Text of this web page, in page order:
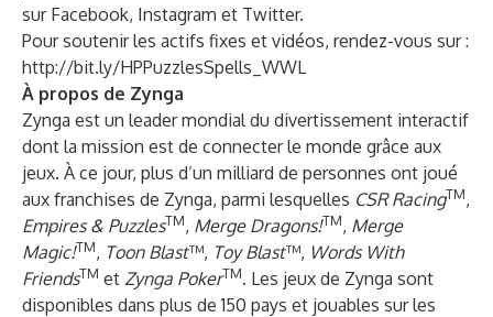
sur Facebook, Instagram et Twitter.
Pour soutenir les actifs fixes et vidéos, rendez-vous sur :
http://bit.ly/HPPuzzlesSpells_WWL
À propos de Zynga
Zynga est un leader mondial du divertissement interactif
dont la mission est de connecter le monde grâce aux
jeux. À ce jour, plus d’un milliard de personnes ont joué
aux franchises de Zynga, parmi lesquelles CSR RacingTM,
Empires & PuzzlesTM, Merge Dragons!TM, Merge
Magic!TM, Toon Blast™, Toy Blast™, Words With
FriendsTM et Zynga PokerTM. Les jeux de Zynga sont
disponibles dans plus de 150 pays et jouables sur les